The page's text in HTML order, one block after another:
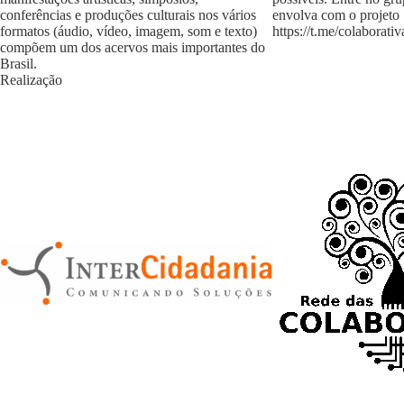
conferências e produções culturais nos vários
formatos (áudio, vídeo, imagem, som e texto)
compõem um dos acervos mais importantes do
Brasil.
envolva com o projeto
https://t.me/
Realização